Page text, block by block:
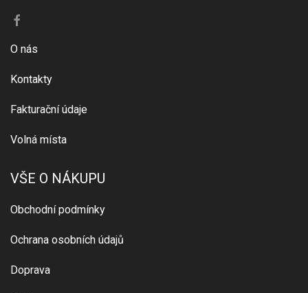
O nás
Kontakty
Fakturační údaje
Volná místa
VŠE O NÁKUPU
Obchodní podmínky
Ochrana osobních údajů
Doprava